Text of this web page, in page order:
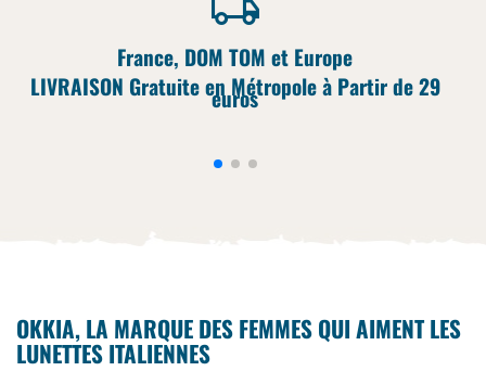
France, DOM TOM et Europe
LIVRAISON Gratuite en Métropole à Partir de 29
euros
OKKIA, LA MARQUE DES FEMMES QUI AIMENT LES
LUNETTES ITALIENNES